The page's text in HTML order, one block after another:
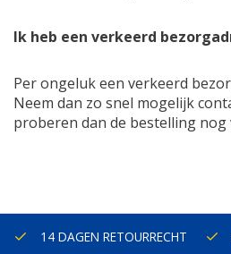
Ik heb een verkeerd
Per ongeluk een verkeerd
Neem dan zo snel mogelijk
proberen dan de bestelling nog
14 DAGEN RETOURRECHT